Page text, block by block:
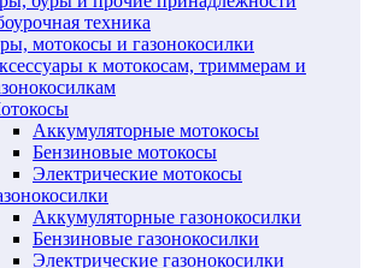
техника
мотокосы и газонокосилки
к мотокосам, триммерам и
Аккумуляторные мотокосы
Бензиновые мотокосы
Электрические мотокосы
Аккумуляторные газонокосилки
Бензиновые газонокосилки
Электрические газонокосилки